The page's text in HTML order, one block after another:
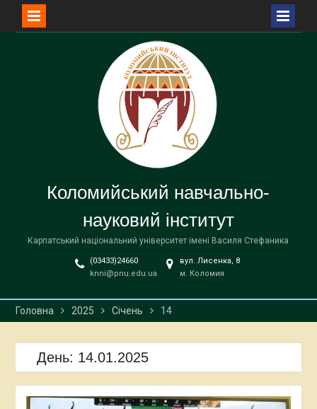
Коломийський навчально-
науковий інститут
Карпатський національний університет імені Василя Стефаника
(03433)24660
knni@pnu.edu.ua
вул. Лисенка, 8
м. Коломия
Головна 2025 Січень 14
День: 14.01.2025